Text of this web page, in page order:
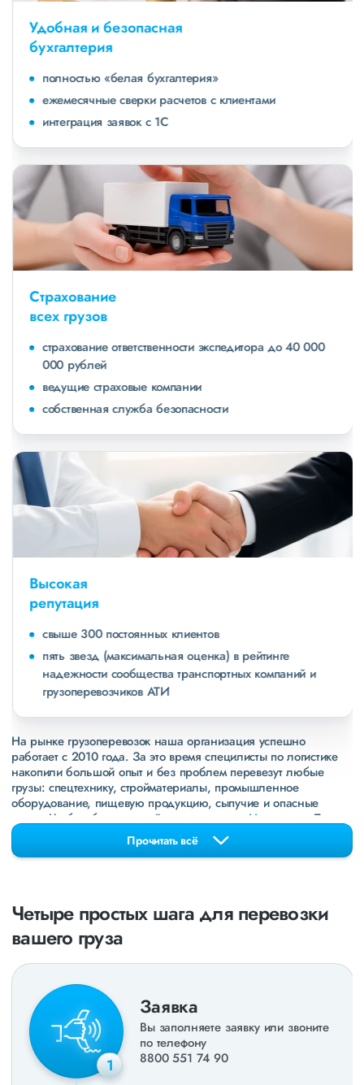
Удобная и безопасная
бухгалтерия
полностью «белая бухгалтерия»
ежемесячные сверки расчетов с клиентами
интеграция заявок с 1С
Страхование
всех грузов
страхование ответственности экспедитора до 40 000
000 рублей
ведущие страховые компании
собственная служба безопасности
Высокая
репутация
свыше 300 постоянных клиентов
пять звезд (максимальная оценка) в рейтинге
надежности сообщества транспортных компаний и
грузоперевозчиков АТИ
На рынке грузоперевозок наша организация успешно
работает с 2010 года. За это время специлисты по логистике
накопили большой опыт и без проблем перевезут любые
грузы: спецтехнику, стройматериалы, промышленное
оборудование, пищевую продукцию, сыпучие и опасные
грузы. Чтобы убедиться зайдите в раздел
«Наш опыт»
. Там
свежие примеры перевозок, которые обновляются несколько
раз в неделю. Также недавно мы запустили новые
направления вДНРиЛНР. Предоставляем все стандартные
экспедирование. За каждым клиентом закреплен менеджер,
который сообщит о текущем статусе вашего груза. Чтобы
получить коммерческое предложение заполните форму на
РФ).
Прочитать всё
Четыре простых шага для перевозки
вашего груза
1
Заявка
Вы заполняете заявку или звоните
по телефону
8800 551 74 90